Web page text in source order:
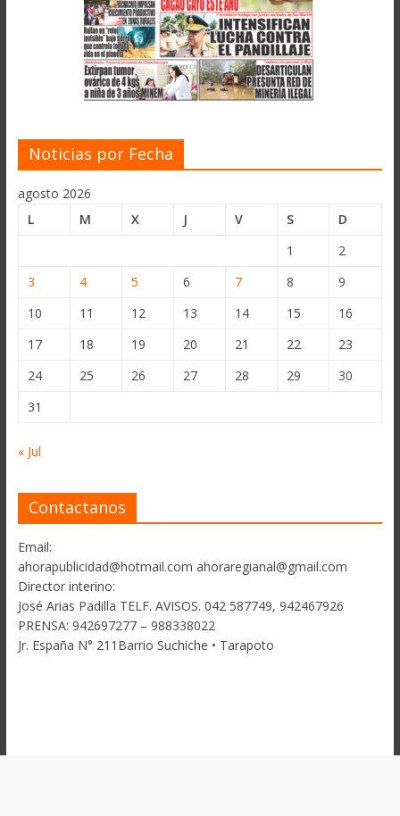
Noticias por Fecha
agosto 2026
L
M X J V S
D
1
2
3
4 5 6 7 8
9
10
11 12 13 14 15
16
17
18 19 20 21 22
23
24
25 26 27 28 29
30
31
« Jul
Contactanos
Email:
ahorapublicidad@hotmail.com ahoraregianal@gmail.com
Director interino:
José Arias Padilla TELF. AVISOS. 042 587749, 942467926
PRENSA: 942697277 – 988338022
Jr. España N° 211Barrio Suchiche • Tarapoto